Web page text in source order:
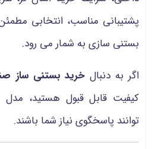
پشتیبانی مناسب، انتخابی
بستنی‌ سازی به شمار می رود.
اگر به دنبالخرید بستنی ساز
کیفیت قابل قبول هستید،
توانند پاسخگوی نیاز شما باشند.